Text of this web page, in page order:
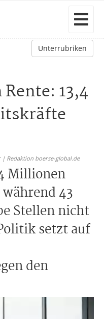
Unterrubriken
13,4
| Redaktion boerse-global.de
Millionen
43
Stellen nicht
setzt auf
den